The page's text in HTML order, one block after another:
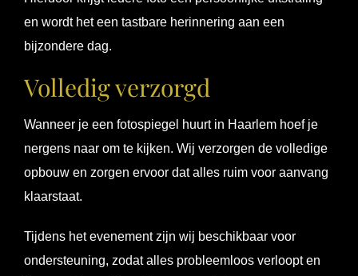
en wordt het een tastbare herinnering aan een
bijzondere dag.
Volledig verzorgd
Wanneer je een fotospiegel huurt in Haarlem hoef je
nergens naar om te kijken. Wij verzorgen de volledige
opbouw en zorgen ervoor dat alles ruim voor aanvang
klaarstaat.
Tijdens het evenement zijn wij beschikbaar voor
ondersteuning, zodat alles probleemloos verloopt en